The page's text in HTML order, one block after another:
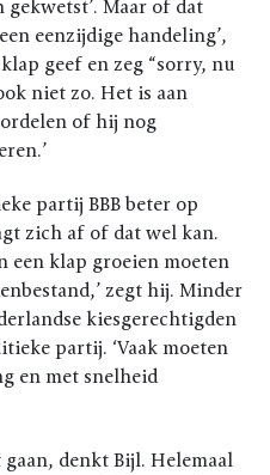
gekwetst’. Maar of dat
eenzijdige handeling’,
geef en zeg “sorry, nu
niet zo. Het is aan
of hij nog
partij BBB beter op
zich af of dat wel kan.
een klap groeien moeten
zegt hij. Minder
kiesgerechtigden
partij. ‘Vaak moeten
en met snelheid
denkt Bijl. Helemaal